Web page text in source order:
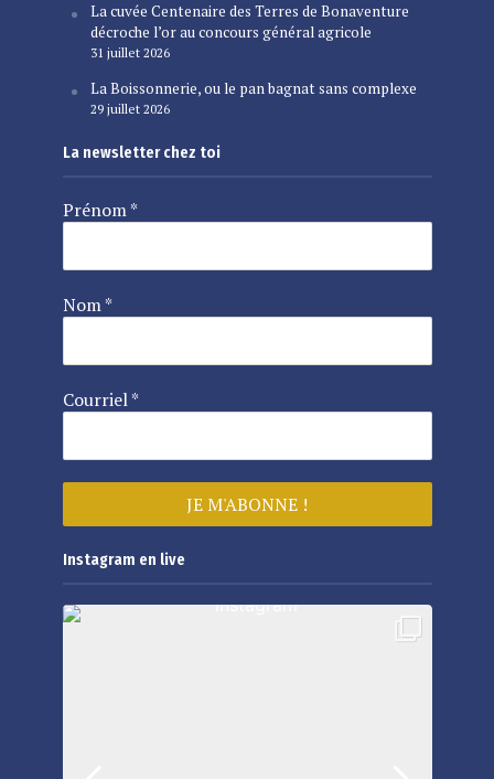
La cuvée Centenaire des Terres de Bonaventure
décroche l’or au concours général agricole
31 juillet 2026
La Boissonnerie, ou le pan bagnat sans complexe
29 juillet 2026
La newsletter chez toi
Prénom*
Nom*
Courriel*
Instagram en live